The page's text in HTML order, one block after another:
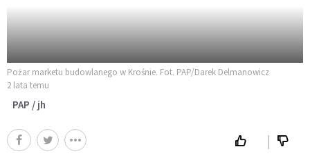
Pożar marketu budowlanego w Krośnie. Fot. PAP/Darek Delmanowicz
2 lata temu
PAP / jh